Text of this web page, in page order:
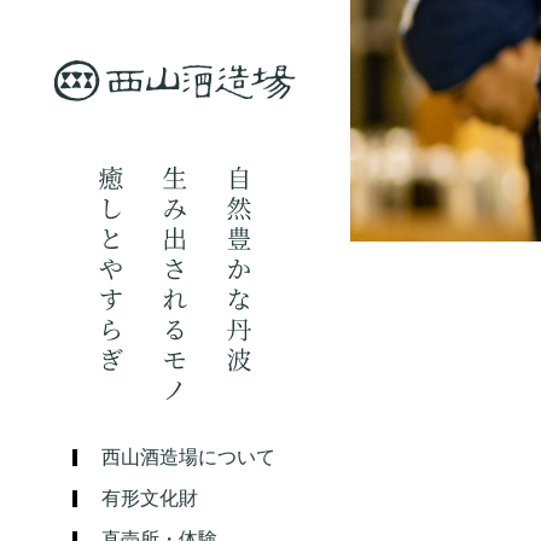
西山酒造場について
有形文化財